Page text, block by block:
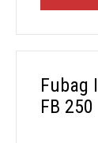
Fubag
FB 250